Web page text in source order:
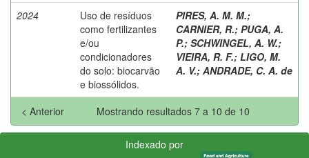
2024
Uso de resíduos
como fertilizantes
e/ou
condicionadores
do solo: biocarvão
e biossólidos.
PIRES, A. M. M.;
CARNIER, R.; PUGA, A.
P.; SCHWINGEL, A. W.;
VIEIRA, R. F.; LIGO, M.
A. V.; ANDRADE, C. A. de
Mostrando resultados 7 a 10 de 10
< Anterior
Indexado por